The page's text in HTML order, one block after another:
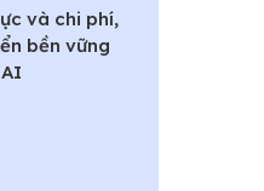
và chi phí,
bền vững